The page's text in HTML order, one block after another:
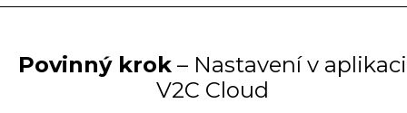
Povinný krok – Nastavení v aplikaci
V2C Cloud